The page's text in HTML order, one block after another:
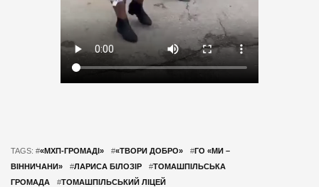
TAGS: #«МХП-ГРОМАДІ» #«ТВОРИ ДОБРО» #ГО «МИ –
ВІННИЧАНИ»
#ЛАРИСА БІЛОЗІР #ТОМАШПІЛЬСЬКА
ГРОМАДА
#ТОМАШПІЛЬСЬКИЙ ЛІЦЕЙ